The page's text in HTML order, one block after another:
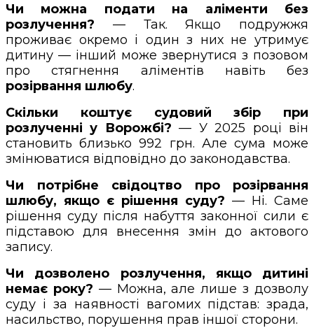
Чи можна подати на аліменти без
розлучення? — Так. Якщо подружжя
проживає окремо і один з них не утримує
дитину — інший може звернутися з позовом
про стягнення аліментів навіть без
розірвання шлюбу.
Скільки коштує судовий збір при
розлученні у Ворожбі? — У 2025 році він
становить близько 992 грн. Але сума може
змінюватися відповідно до законодавства.
Чи потрібне свідоцтво про розірвання
шлюбу, якщо є рішення суду? — Ні. Саме
рішення суду після набуття законної сили є
підставою для внесення змін до актового
запису.
Чи дозволено розлучення, якщо дитині
немає року? — Можна, але лише з дозволу
суду і за наявності вагомих підстав: зрада,
насильство, порушення прав іншої сторони.